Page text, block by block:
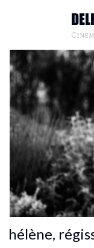
hélène,